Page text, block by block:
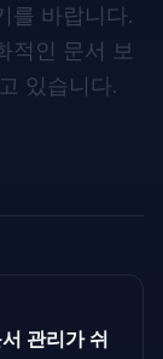
를 바랍니다.
적인 문서 보
있습니다.
관리가 쉬